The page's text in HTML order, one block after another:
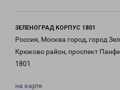
ЗЕЛЕНОГРАД КОРПУС 1801
Россия, Москва город, город
Крюково район, проспект
1801
на карте